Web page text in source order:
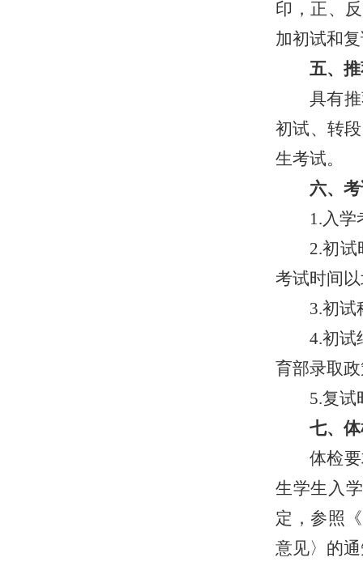
印，正、
加初试和
五、
具有
初试、转
生考试。
六、
1.入学
2.初试
考试时间
3.初试
4.初试
育部录取
5.复试
七、
体检
生学生入
定，参照
意见〉的